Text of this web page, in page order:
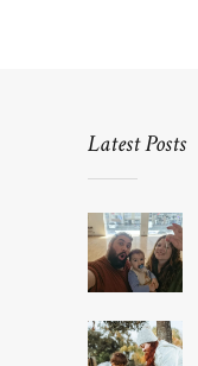
Latest Posts